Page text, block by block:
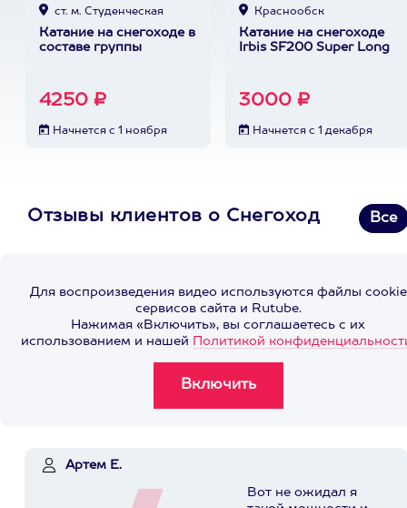
ст. м. Студенческая
Катание на снегоходе в
составе группы
4250 ₽
Начнется с 1 ноября
Краснообск
Катание на снегоходе
Irbis SF200 Super Long
3000 ₽
Начнется с 1 декабря
Отзывы клиентов о Снегоход Все
Для воспроизведения видео используются файлы cookie
сервисов сайта и Rutube.
Нажимая «Включить», вы соглашаетесь с их
использованием и нашей Политикой
Артем Е.
Вот не ожидал я